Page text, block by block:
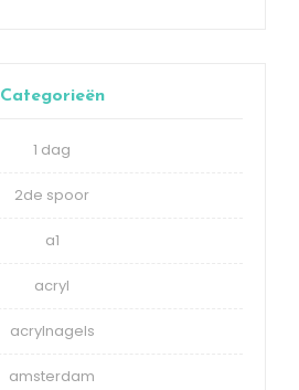
Categorieën
1 dag
2de spoor
a1
acryl
acrylnagels
amsterdam